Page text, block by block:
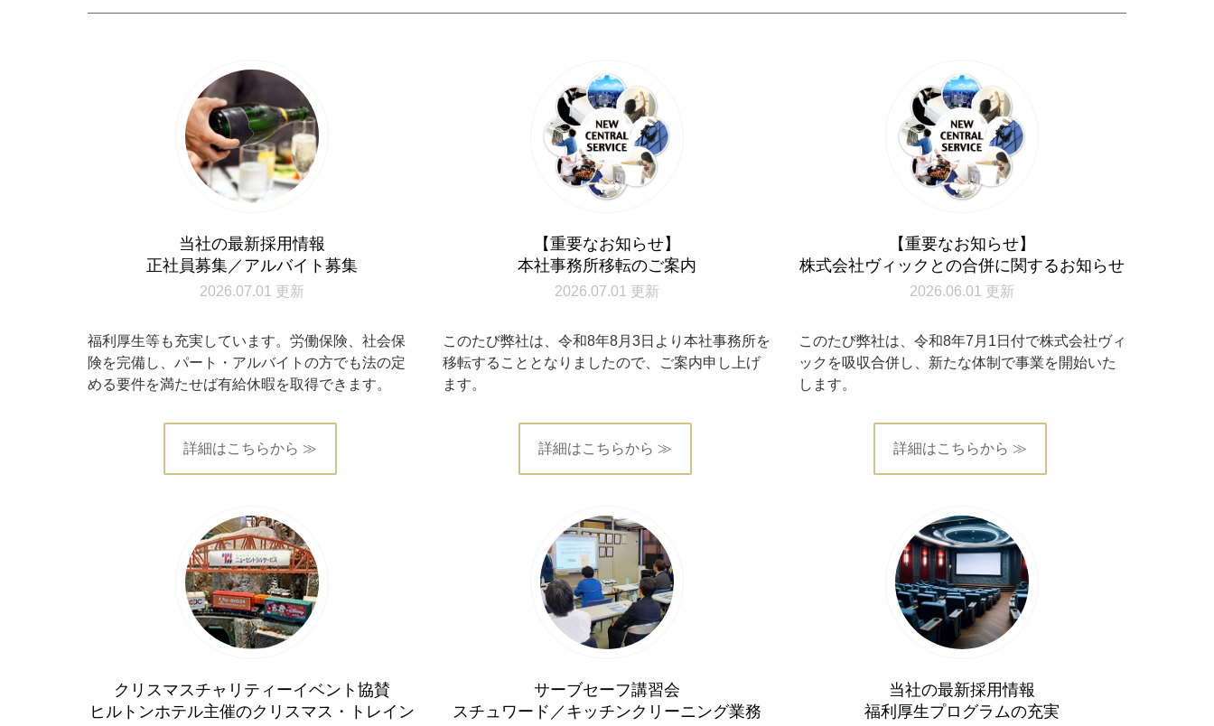
当社の最新採用情報
正社員募集／アルバイト募集
2026.07.01 更新
福利厚生等も充実しています。労働保険、社会保
険を完備し、パート・アルバイトの方でも法の定
める要件を満たせば有給休暇を取得できます。
詳細はこちらから ≫
【重要なお知らせ】
本社事務所移転のご案内
2026.07.01 更新
このたび弊社は、令和8年8月3日より本社事務所を
移転することとなりましたので、ご案内申し上げ
ます。
詳細はこちらから ≫
【重要なお知らせ】
株式会社ヴィックとの合併に関するお知らせ
2026.06.01 更新
このたび弊社は、令和8年7月1日付で株式会社ヴィ
ックを吸収合併し、新たな体制で事業を開始いた
します。
詳細はこちらから ≫
クリスマスチャリティーイベント協賛
ヒルトンホテル主催のクリスマス・トレイン
サーブセーフ講習会
スチュワード／キッチンクリーニング業務
当社の最新採用情報
福利厚生プログラムの充実